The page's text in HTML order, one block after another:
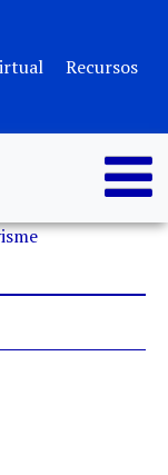
Recursos